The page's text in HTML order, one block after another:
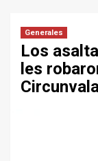
Generales
Los
les